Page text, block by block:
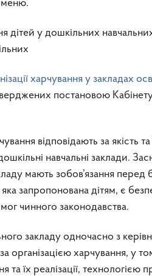
меню.
дітей у дошкільних
харчування у закладах
постановою Кабінету
відповідають за якість та
навчальні заклади.
мають зобов’язання перед
запропонована дітям, є
чинного законодавства.
закладу одночасно з
організацією харчування, у
та їх реалізації, технологією